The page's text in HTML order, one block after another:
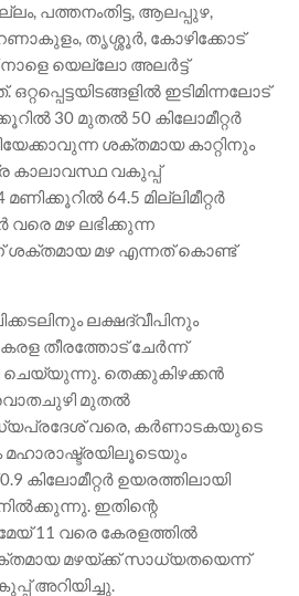
പത്തനംതിട്ട, ആലപ്പുഴ,
തൃശ്ശൂർ, കോഴിക്കോട്
നാളെ യെല്ലോ അലർട്ട്
ഇടിമിന്നലോട്
30 മുതൽ 50 കിലോമീറ്റർ
ശക്തമായ കാറ്റിനും
കാലാവസ്ഥ വകുപ്പ്
64.5 മില്ലിമീറ്റർ
വരെ മഴ ലഭിക്കുന്ന
മഴ എന്നത് കൊണ്ട്
ലക്ഷദ്വീപിനും
തീരത്തോട് ചേർന്ന്
ചെയ്യുന്നു. തെക്കുകിഴക്കൻ
മുതൽ
വരെ, കർണാടകയുടെ
കിലോമീറ്റർ ഉയരത്തിലായി
ഇതിന്റെ
11 വരെ കേരളത്തിൽ
ശക്തമായ മഴയ്ക്ക് സാധ്യതയെന്ന്
അറിയിച്ചു.